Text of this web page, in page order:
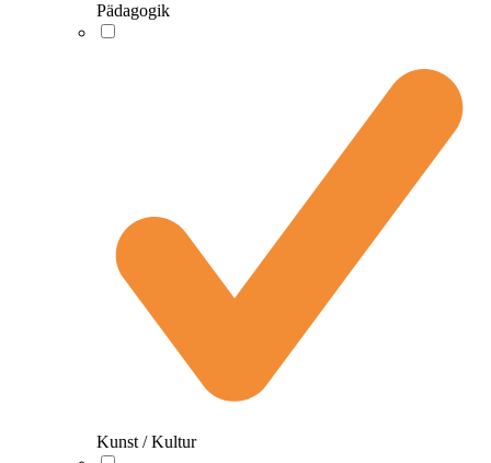
Pädagogik
Kunst / Kultur